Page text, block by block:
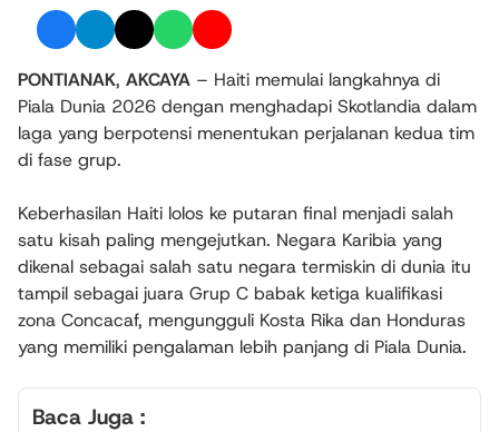
PONTIANAK, AKCAYA – Haiti memulai langkahnya di
Piala Dunia 2026 dengan menghadapi Skotlandia dalam
laga yang berpotensi menentukan perjalanan kedua tim
di fase grup.
Keberhasilan Haiti lolos ke putaran final menjadi salah
satu kisah paling mengejutkan. Negara Karibia yang
dikenal sebagai salah satu negara termiskin di dunia itu
tampil sebagai juara Grup C babak ketiga kualifikasi
zona Concacaf, mengungguli Kosta Rika dan Honduras
yang memiliki pengalaman lebih panjang di Piala Dunia.
Baca Juga :